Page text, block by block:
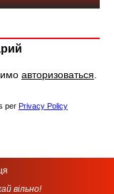
авторизоваться.
per Privacy Policy
вільно!